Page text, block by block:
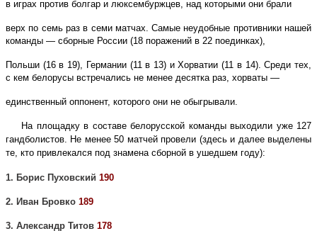
в играх против болгар и люксембуржцев, над которыми они брали
верх по семь раз в семи матчах. Самые неудобные противники нашей
команды — сборные России (18 поражений в 22 поединках),
Польши (16 в 19), Германии (11 в 13) и Хорватии (11 в 14). Среди тех,
с кем белорусы встречались не менее десятка раз, хорваты —
единственный оппонент, которого они не обыгрывали.
На площадку в составе белорусской команды выходили уже 127
гандболистов. Не менее 50 матчей провели (здесь и далее выделены
те, кто привлекался под знамена сборной в ушедшем году):
1. Борис Пуховский 190
2. Иван Бровко 189
3. Александр Титов 178